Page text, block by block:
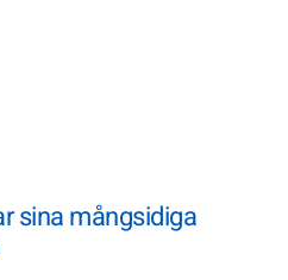
sina mångsidiga